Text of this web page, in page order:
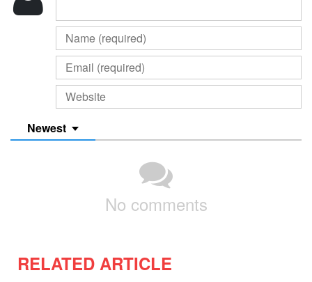
Newest
No comments
RELATED ARTICLE